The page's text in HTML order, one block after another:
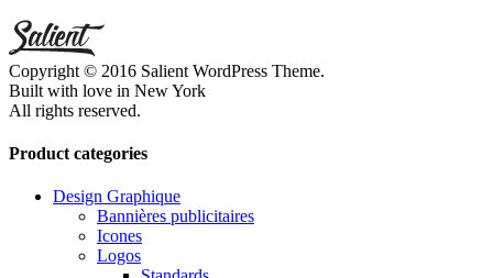
Copyright © 2016 Salient WordPress Theme.
Built with love in New York
All rights reserved.
Product categories
Design Graphique
Bannières publicitaires
Icones
Logos